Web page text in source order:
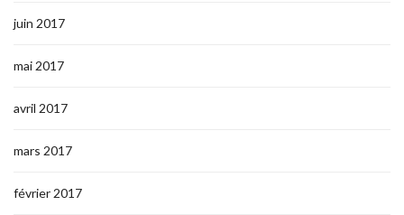
juin 2017
mai 2017
avril 2017
mars 2017
février 2017